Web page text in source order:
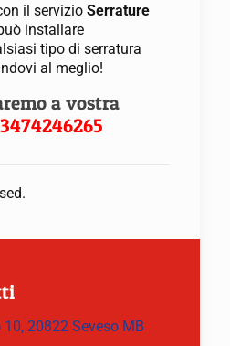
il servizio Serrature
installare
tipo di serratura
al meglio!
a vostra
3474246265
20822 Seveso MB